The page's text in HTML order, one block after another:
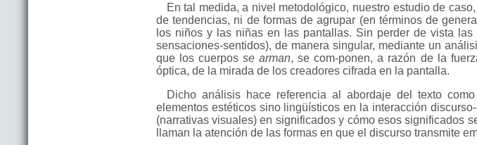
En tal medida, a nivel metodológico, nuestro estudio de
de tendencias, ni de formas de agrupar (en términos de
los niños y las niñas en las pantallas. Sin perder de vista
sensaciones-sentidos), de manera singular, mediante un
que los cuerposse arman, se com-ponen, a razón de la
óptica, de la mirada de los creadores cifrada en la pantalla.
Dicho análisis hace referencia al abordaje del texto
elementos estéticos sino lingüísticos en la interacción
(narrativas visuales) en significados y cómo esos significados
llaman la atención de las formas en que el discurso transmite